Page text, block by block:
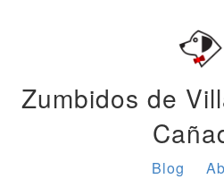
Zumbidos de
Blog